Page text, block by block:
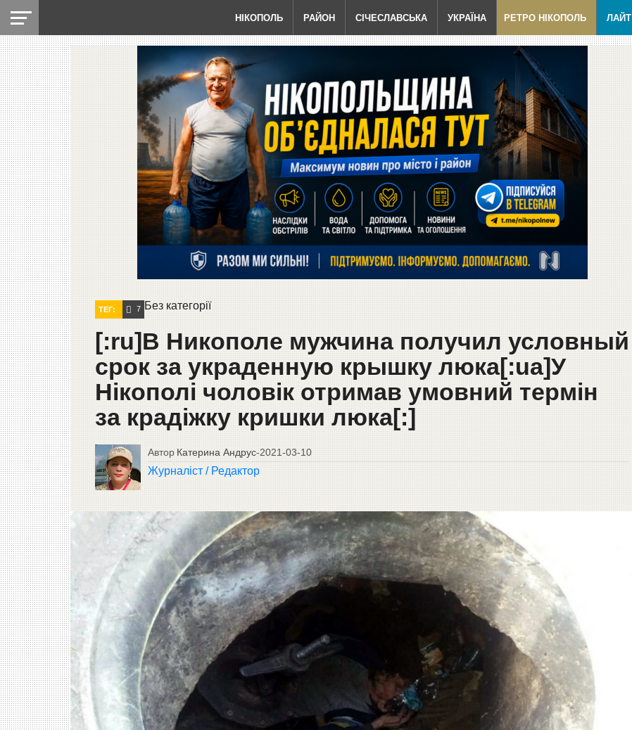
НІКОПОЛЬ РАЙОН СІЧЕСЛАВСЬКА УКРАЇНА РЕТРО НІКОПОЛЬ ЛАЙТ
Без категорії
ТЕГ: 7
[:ru]В Никополе мужчина получил условный
срок за украденную крышку люка[:ua]У
Нікополі чоловік отримав умовний термін
за крадіжку кришки люка[:]
Автор Катерина Андрус-2021-03-10
Журналіст / Редактор